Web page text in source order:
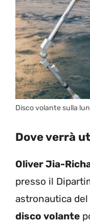
Disco volante sulla
Dove verrà
Oliver Jia-
presso il
astronautica del
disco volante